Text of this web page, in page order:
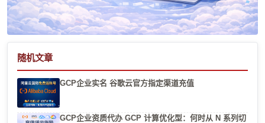
随机文章
GCP企业实名 谷歌云官方指定渠道充值
GCP企业资质代办 GCP 计算优化型：何时从 N 系列切